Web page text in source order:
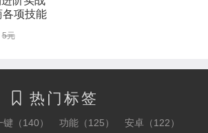
各项技能
5元
 热门标签
键（140） 功能（125）
安卓（122）